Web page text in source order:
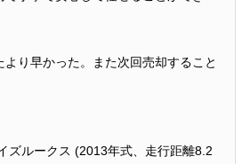
り早かった。また次回売却すること
ズルークス (2013年式、走行距離8.2